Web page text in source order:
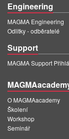
ZH
MAGMA India
EN
MAGMA Korea
EN
KO
Engineering
MAGMA Engineering
Odlitky - odběratelé
Support
MAGMA Support
O MAGMAacademy
Školení
Workshop
Seminář